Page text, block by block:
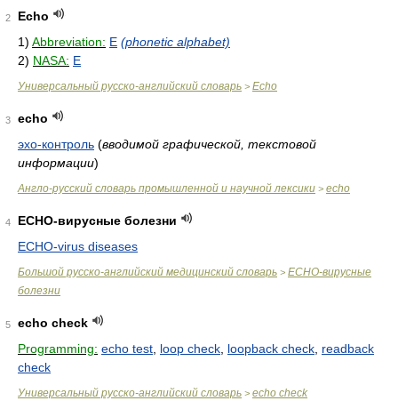
2
Echo
1) Abbreviation: E (phonetic alphabet)
2) NASA: E
Универсальный русско-английский словарь > Echo
3
echo
эхо-контроль (вводимой графической, текстовой
информации)
Англо-русский словарь промышленной и научной лексики > echo
4
ECHO-вирусные болезни
ECHO-virus diseases
Большой русско-английский медицинский словарь > ECHO-вирусные
болезни
5
echo check
Programming: echo test loop check loopback check readback
check
Универсальный русско-английский словарь > echo check